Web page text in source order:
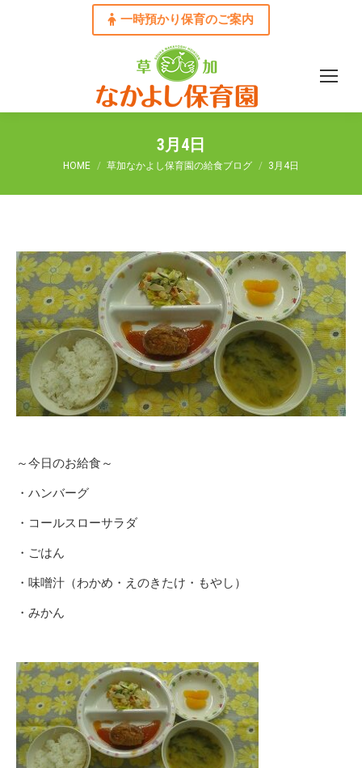
一時預かり保育のご案内
3月4日
You are here:
HOME 草加なかよし保育園の給食ブログ 3月4日
～今日のお給食～
・ハンバーグ
・コールスローサラダ
・ごはん
・味噌汁（わかめ・えのきたけ・もやし）
・みかん